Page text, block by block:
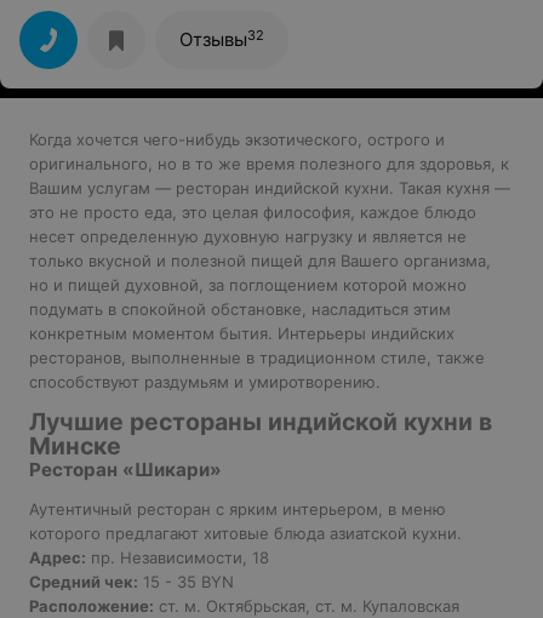
Отзывы32
Когда хочется чего-нибудь экзотического, острого и
оригинального, но в то же время полезного для здоровья, к
Вашим услугам — ресторан индийской кухни. Такая кухня —
это не просто еда, это целая философия, каждое блюдо
несет определенную духовную нагрузку и является не
только вкусной и полезной пищей для Вашего организма,
но и пищей духовной, за поглощением которой можно
подумать в спокойной обстановке, насладиться этим
конкретным моментом бытия. Интерьеры индийских
ресторанов, выполненные в традиционном стиле, также
способствуют раздумьям и умиротворению.
Лучшие рестораны индийской кухни в
Минске
Ресторан «Шикари»
Аутентичный ресторан с ярким интерьером, в меню
которого предлагают хитовые блюда азиатской кухни.
Адрес: пр. Независимости, 18
Средний чек: 15 - 35 BYN
Расположение: ст. м. Октябрьская, ст. м. Купаловская